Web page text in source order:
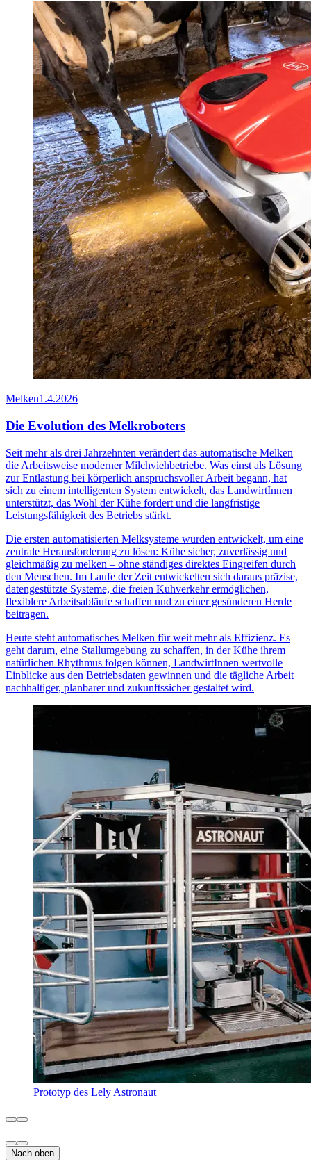
Melken1.4.2026
Die Evolution des Melkroboters
Seit mehr als drei Jahrzehnten verändert das automatische Melken
die Arbeitsweise moderner Milchviehbetriebe. Was einst als Lösung
zur Entlastung bei körperlich anspruchsvoller Arbeit begann, hat
sich zu einem intelligenten System entwickelt, das LandwirtInnen
unterstützt, das Wohl der Kühe fördert und die langfristige
Leistungsfähigkeit des Betriebs stärkt.
Die ersten automatisierten Melksysteme wurden entwickelt, um eine
zentrale Herausforderung zu lösen: Kühe sicher, zuverlässig und
gleichmäßig zu melken – ohne ständiges direktes Eingreifen durch
den Menschen. Im Laufe der Zeit entwickelten sich daraus präzise,
datengestützte Systeme, die freien Kuhverkehr ermöglichen,
flexiblere Arbeitsabläufe schaffen und zu einer gesünderen Herde
beitragen.
Heute steht automatisches Melken für weit mehr als Effizienz. Es
geht darum, eine Stallumgebung zu schaffen, in der Kühe ihrem
natürlichen Rhythmus folgen können, LandwirtInnen wertvolle
Einblicke aus den Betriebsdaten gewinnen und die tägliche Arbeit
nachhaltiger, planbarer und zukunftssicher gestaltet wird.
Prototyp des Lely Astronaut
Nach oben